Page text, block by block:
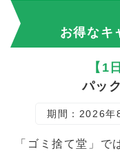
お得なキ
【1
パッ
期間：2026年
「ゴミ捨て堂」で